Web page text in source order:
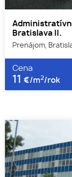
Bratislava II.
Prenájom,
Cena
11 €/m2/rok